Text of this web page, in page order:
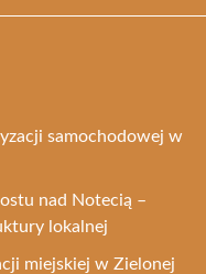
samochodowej w
nad Notecią –
lokalnej
miejskiej w Zielonej